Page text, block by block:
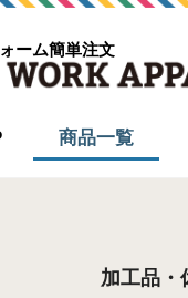
ーム簡単注文
商品一覧
加工品・